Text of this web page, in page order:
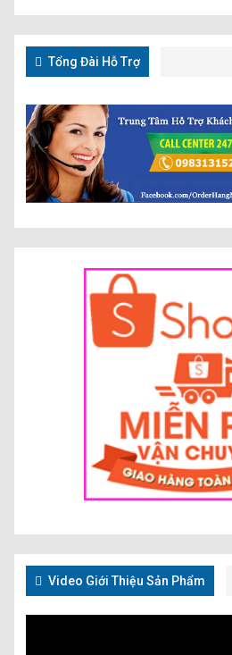
Tổng Đài Hỗ Trợ
Video Giới Thiệu Sản Phẩm